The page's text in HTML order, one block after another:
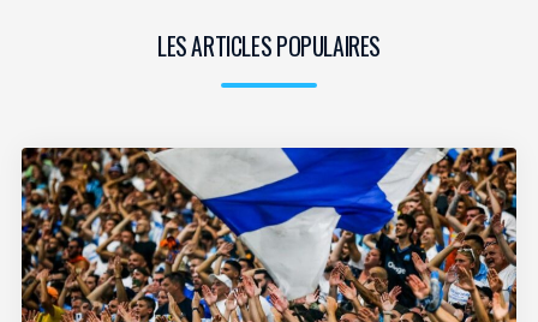
LES ARTICLES POPULAIRES